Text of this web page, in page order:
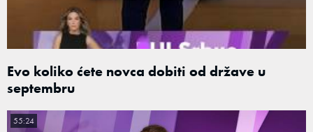
Evo koliko ćete novca dobiti od države u
septembru
55:24